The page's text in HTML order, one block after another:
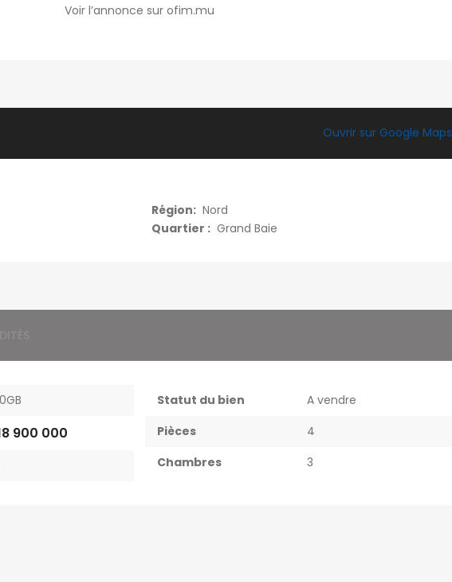
Voir l’annonce sur ofim.mu
Région: Nord
Quartier : Grand Baie
Ouvrir sur Google Maps
900 000
Statut du bien
A vendre
Pièces
4
Chambres
3